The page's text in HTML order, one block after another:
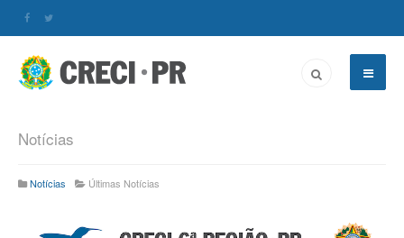
Notícias
Notícias Últimas Notícias